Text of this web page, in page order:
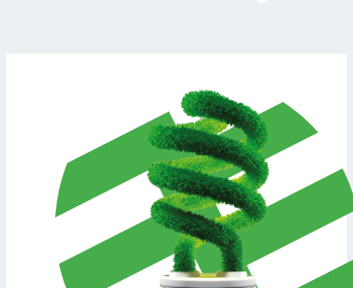
Maksymalne wykorzystanie własnej energii
Dzięki magazynowi energii możesz zużywać prąd
wyprodukowany przez fotowoltaikę wtedy, kiedy
naprawdę go potrzebujesz – nawet wieczorami i w
nocy. Ograniczasz oddawanie energii do sieci i
zwiększasz autokonsumpcję do ponad 70%.